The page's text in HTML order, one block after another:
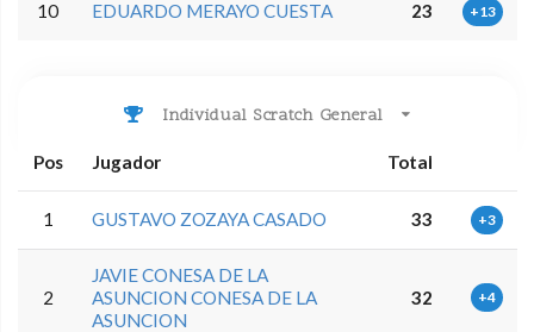
10 EDUARDO MERAYO CUESTA 23 +13
Individual Scratch General
Pos Jugador Total
1 GUSTAVO ZOZAYA CASADO 33 +3
2
JAVIE CONESA DE LA
ASUNCION CONESA DE LA
ASUNCION
32 +4